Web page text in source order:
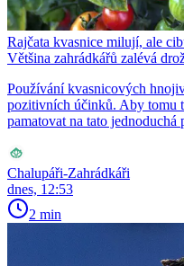
Rajčata kvasnice milují, ale
Většina zahrádkářů zalévá
Používání kvasnicových
pozitivních účinků. Aby tomu
pamatovat na tato jednoduchá
Chalupáři-Zahrádkáři
dnes, 12:53
2 min